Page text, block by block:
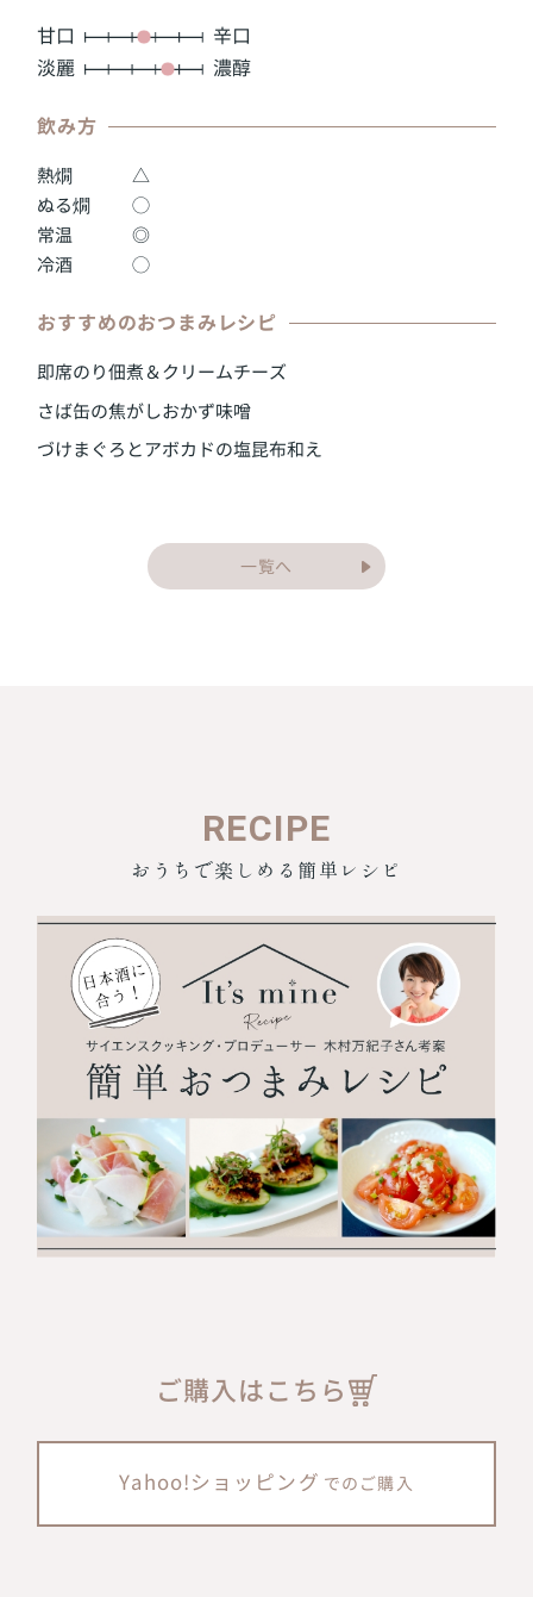
甘口
辛口
淡麗
濃醇
飲み方
熱燗
△
ぬる燗
◯
常温
◎
冷酒
◯
おすすめのおつまみレシピ
即席のり佃煮＆クリームチーズ
さば缶の焦がしおかず味噌
づけまぐろとアボカドの塩昆布和え
一覧へ
RECIPE
おうちで楽しめる簡単レシピ
ご購入はこちら
Yahoo!ショッピング でのご購入